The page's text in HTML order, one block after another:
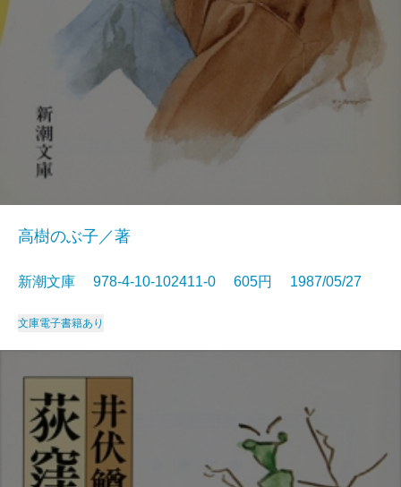
高樹のぶ子／著
新潮文庫 978-4-10-102411-0 605円 1987/05/27
文庫電子書籍あり